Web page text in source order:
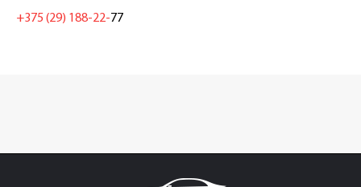
+375 (29) 188-22-77